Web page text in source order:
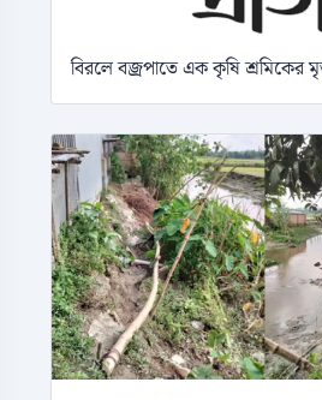
বিরলে বজ্রপাতে এক কৃষি শ্রমিকের